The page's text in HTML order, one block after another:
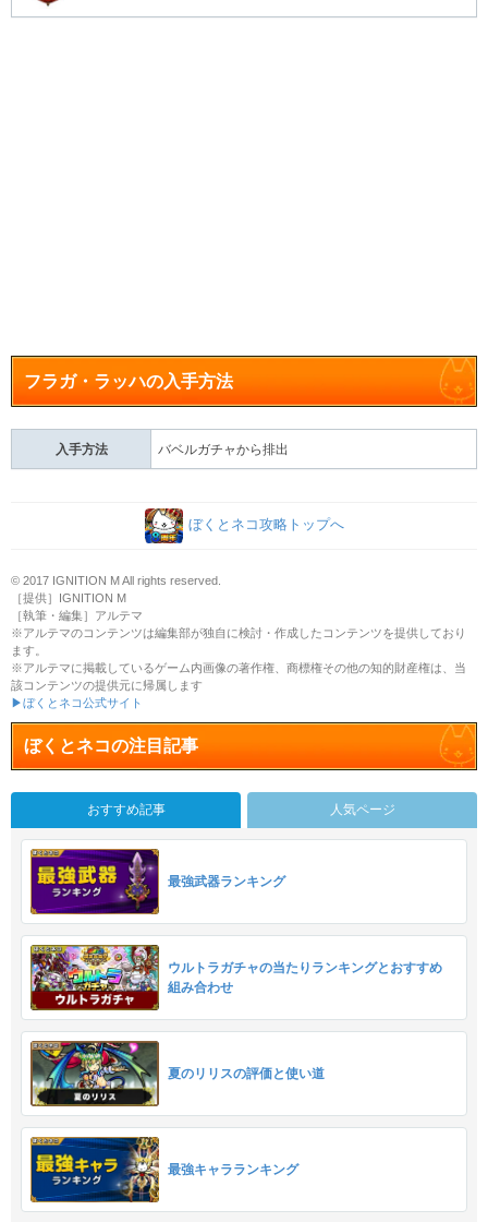
フラガ・ラッハの入手方法
入手方法 バベルガチャから排出
ぼくとネコ攻略トップへ
© 2017 IGNITION M All rights reserved.
［提供］IGNITION M
［執筆・編集］アルテマ
※アルテマのコンテンツは編集部が独自に検討・作成したコンテンツを提供しており
ます。
※アルテマに掲載しているゲーム内画像の著作権、商標権その他の知的財産権は、当
該コンテンツの提供元に帰属します
▶ぼくとネコ公式サイト
ぼくとネコの注目記事
おすすめ記事 人気ページ
最強武器ランキング
ウルトラガチャの当たりランキングとおすすめ
組み合わせ
夏のリリスの評価と使い道
最強キャラランキング